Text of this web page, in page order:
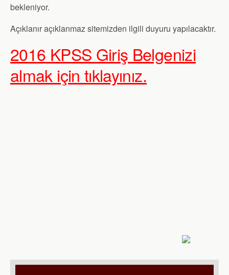
bekleniyor.
Açıklanır açıklanmaz sitemizden ilgili duyuru yapılacaktır.
2016 KPSS Giriş Belgenizi
almak için tıklayınız.